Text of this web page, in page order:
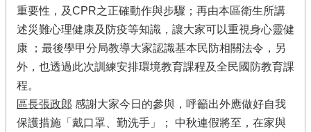
重要性，及CPR之正確動作與步驟；再由本區衛生所講
述災難心理健康及防疫等知識，讓大家可以重視身心靈健
康 ；最後學甲分局教導大家認識基本民防相關法令，另
外，也透過此次訓練安排環境教育課程及全民國防教育課
程。
區長張政郎 感謝大家今日的參與，呼籲出外應做好自我
保護措施「戴口罩、勤洗手」； 中秋連假將至，在家與